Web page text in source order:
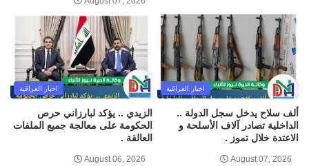
اخبار العراقية
ألف سلاح يدخل سجل الدولة ..
الداخلية تصادر آلاف الأسلحة و
الاعتدة خلال تموز .
August 07, 2026
اخبار العراقية
الزيدي .. يؤكد لبارزاني حرص
الحكومة على معالجة جميع الملفات
العالقة .
August 06, 2026